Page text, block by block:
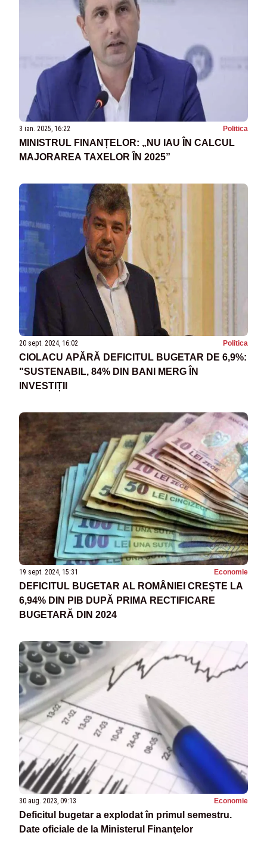
3 ian. 2025, 16:22 Politica
MINISTRUL FINANȚELOR: „NU IAU ÎN CALCUL
MAJORAREA TAXELOR ÎN 2025”
20 sept. 2024, 16:02 Politica
CIOLACU APĂRĂ DEFICITUL BUGETAR DE 6,9%:
"SUSTENABIL, 84% DIN BANI MERG ÎN
INVESTIȚII
19 sept. 2024, 15:31 Economie
DEFICITUL BUGETAR AL ROMÂNIEI CREȘTE LA
6,94% DIN PIB DUPĂ PRIMA RECTIFICARE
BUGETARĂ DIN 2024
30 aug. 2023, 09:13 Economie
Deficitul bugetar a explodat în primul semestru.
Date oficiale de la Ministerul Finanţelor